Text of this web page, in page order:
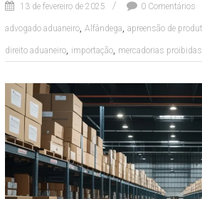
13 de fevereiro de 2025 0 Comentários
advogado aduaneiro, Alfândega, apreensão de
direito aduaneiro, importação, mercadorias proibidas